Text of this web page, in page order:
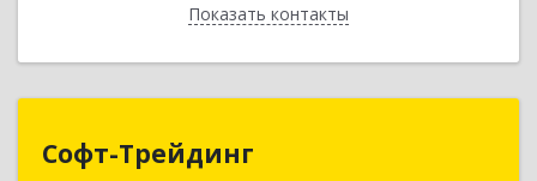
Показать контакты
Назад
Софт-Трейдинг